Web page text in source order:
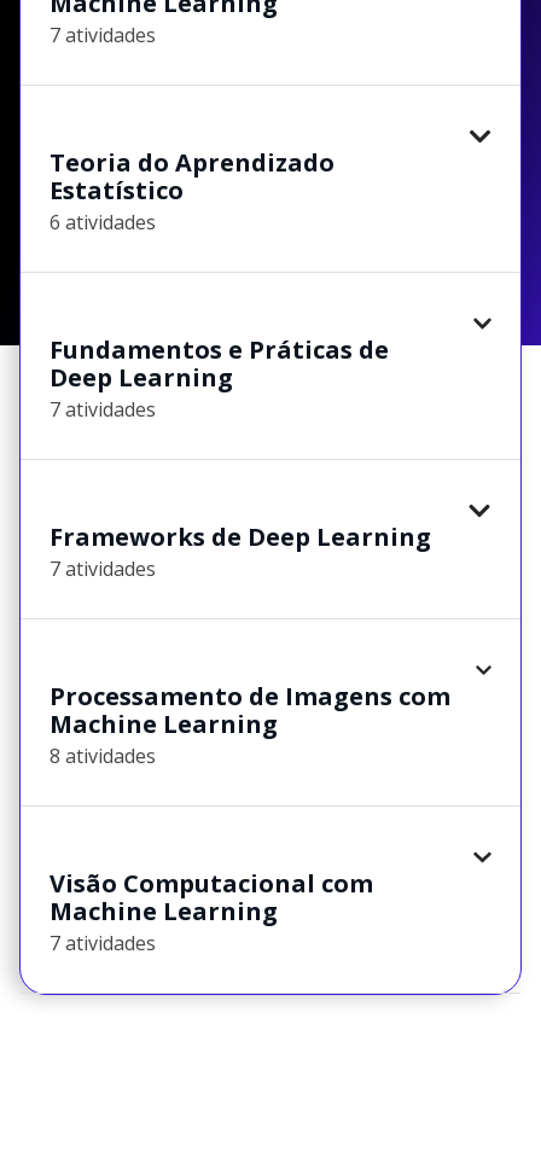
7 atividades
Teoria do Aprendizado
Estatístico
6 atividades
Fundamentos e Práticas de
Deep Learning
7 atividades
Frameworks de Deep Learning
7 atividades
Processamento de Imagens com
Machine Learning
8 atividades
Visão Computacional com
Machine Learning
7 atividades